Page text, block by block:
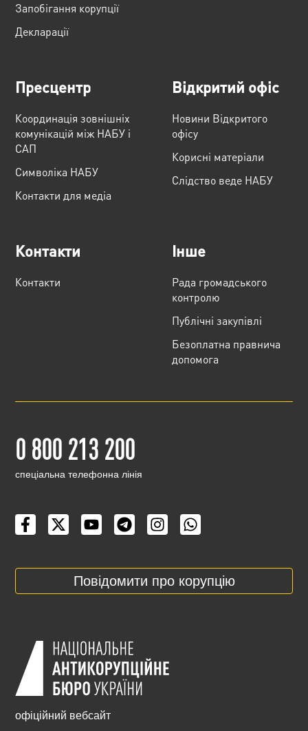
Запобігання корупції
Декларації
Пресцентр
Координація зовнішніх
комунікацій між НАБУ і
САП
Cимволіка НАБУ
Контакти для медіа
Відкритий офіс
Новини Відкритого
офісу
Корисні матеріали
Слідство веде НАБУ
Контакти
Контакти
Інше
Рада громадського
контролю
Публічні закупівлі
Безоплатна правнича
допомога
0 800 213 200
cпеціальна телефонна лінія
Повідомити про корупцію
офіційний вебсайт